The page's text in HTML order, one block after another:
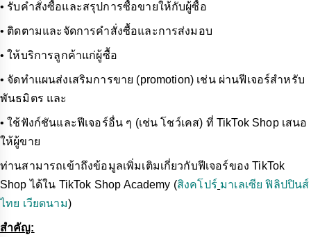
• รับคำสั่งซื้อและสรุปการซื้อขายให้กับผู้ซื้อ
• ติดตามและจัดการคำสั่งซื้อและการส่งมอบ
• ให้บริการลูกค้าแก่ผู้ซื้อ
• จัดทำแผนส่งเสริมการขาย (promotion) เช่น ผ่านฟีเจอร์สำหรับ
พันธมิตร และ
• ใช้ฟังก์ชันและฟีเจอร์อื่น ๆ (เช่น โชว์เคส) ที่ TikTok Shop เสนอ
ให้ผู้ขาย
ท่านสามารถเข้าถึงข้อมูลเพิ่มเติมเกี่ยวกับฟีเจอร์ของ TikTok
Shop ได้ใน TikTok Shop Academy (สิงคโปร์ มาเลเซีย ฟิลิปปินส์
ไทย เวียดนาม)
สำคัญ: